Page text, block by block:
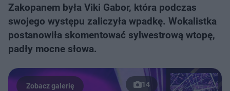
Zakopanem była Viki Gabor, która podczas
swojego występu zaliczyła wpadkę. Wokalistka
postanowiła skomentować sylwestrową wtopę,
padły mocne słowa.
14